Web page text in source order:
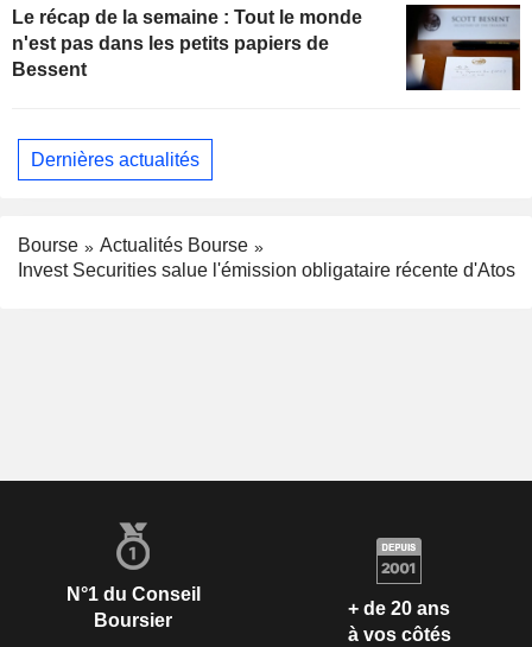
Le récap de la semaine : Tout le monde
n'est pas dans les petits papiers de
Bessent
Dernières actualités
Bourse
Actualités Bourse
Invest Securities salue l'émission obligataire récente d'Atos
N°1 du Conseil
Boursier
+ de 20 ans
à vos côtés